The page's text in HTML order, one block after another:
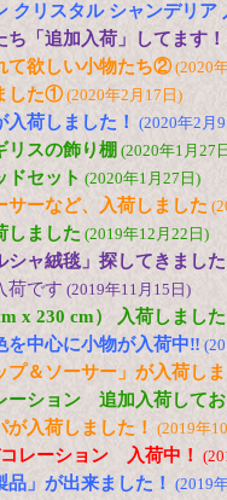
クリスタル シャンデリア
ち「追加入荷」してます！
て欲しい小物たち②(2020
した①(2020年2月17日)
荷しました！ (2020年2月
スの飾り棚 (2020年1月27
セット (2020年1月27日)
サーなど、入荷しました
しました (2019年12月22日)
シャ絨毯」探してきまし
荷です (2019年11月15日)
x 230 cm） 入荷しました
を中心に小物が入荷中‼
プ＆ソーサー」が入荷し
ーション 追加入荷して
入荷しました！ (2019年
レーション 入荷中！
」が出来ました！ (2019